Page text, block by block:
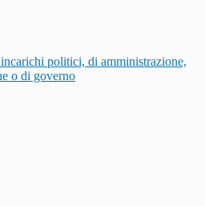
politici, di amministrazione,
o di governo